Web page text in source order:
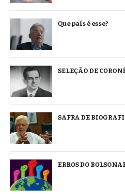
Que país é esse?
SELEÇÃO DE
SAFRA DE
ERROS DO